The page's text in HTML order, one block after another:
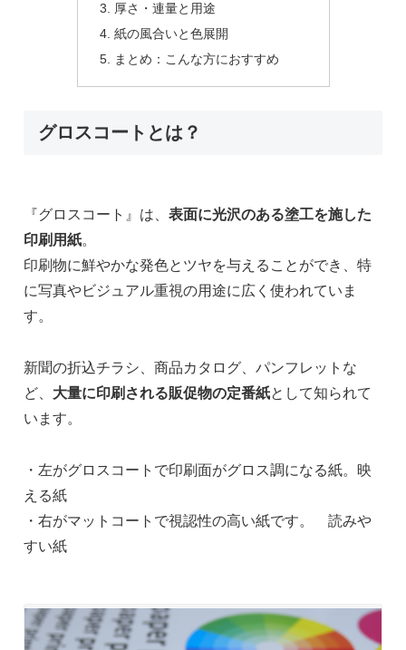
厚さ・連量と用途
紙の風合いと色展開
まとめ：こんな方におすすめ
グロスコートとは？
『グロスコート』は、 表面に光沢のある塗工を施した
印刷用紙。
印刷物に鮮やかな発色とツヤを与えることができ、特
に写真やビジュアル重視の用途に広く使われていま
す。
新聞の折込チラシ、商品カタログ、パンフレットな
ど、 大量に印刷される販促物の定番紙として知られて
います。
・左がグロスコートで印刷面がグロス調になる紙。映
える紙
・右がマットコートで視認性の高い紙です。 読みや
すい紙